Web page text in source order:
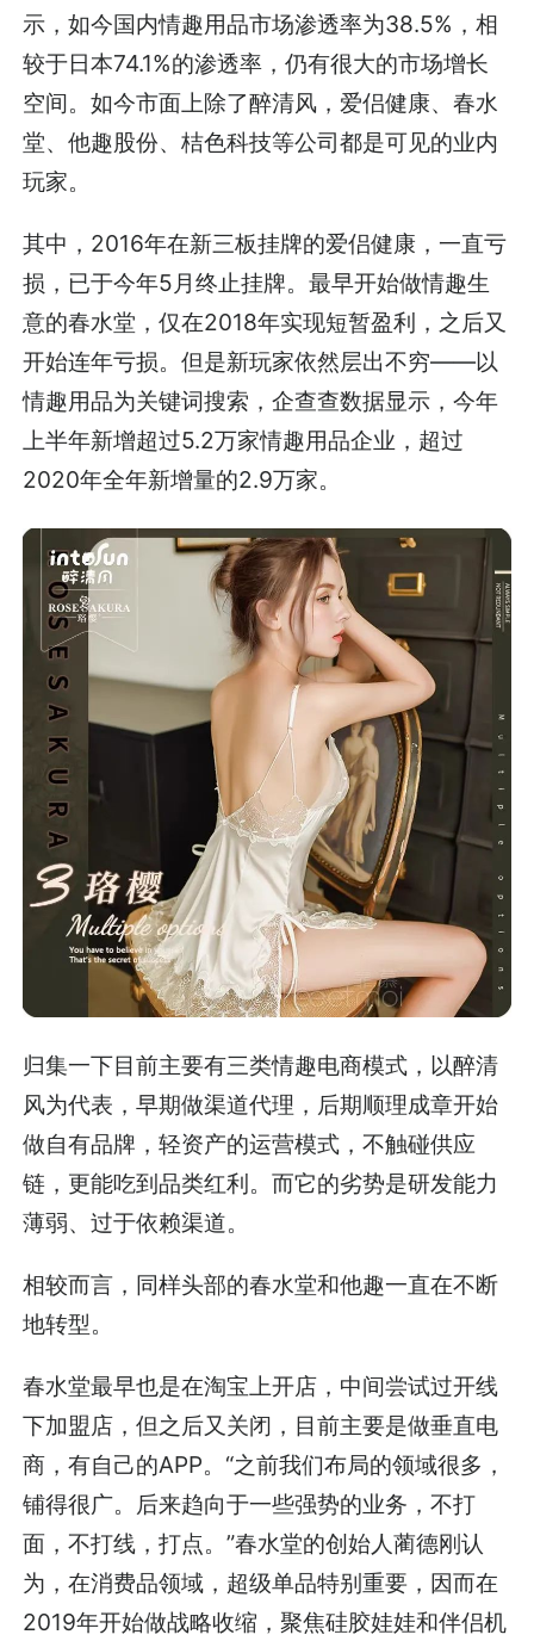
示，如今国内情趣用品市场渗透率为38.5%，相
较于日本74.1%的渗透率，仍有很大的市场增长
空间。如今市面上除了醉清风，爱侣健康、春水
堂、他趣股份、桔色科技等公司都是可见的业内
玩家。
其中，2016年在新三板挂牌的爱侣健康，一直亏
损，已于今年5月终止挂牌。最早开始做情趣生
意的春水堂，仅在2018年实现短暂盈利，之后又
开始连年亏损。但是新玩家依然层出不穷——以
情趣用品为关键词搜索，企查查数据显示，今年
上半年新增超过5.2万家情趣用品企业，超过
2020年全年新增量的2.9万家。
归集一下目前主要有三类情趣电商模式，以醉清
风为代表，早期做渠道代理，后期顺理成章开始
做自有品牌，轻资产的运营模式，不触碰供应
链，更能吃到品类红利。而它的劣势是研发能力
薄弱、过于依赖渠道。
相较而言，同样头部的春水堂和他趣一直在不断
地转型。
春水堂最早也是在淘宝上开店，中间尝试过开线
下加盟店，但之后又关闭，目前主要是做垂直电
商，有自己的APP。“之前我们布局的领域很多，
铺得很广。后来趋向于一些强势的业务，不打
面，不打线，打点。”春水堂的创始人蔺德刚认
为，在消费品领域，超级单品特别重要，因而在
2019年开始做战略收缩，聚焦硅胶娃娃和伴侣机